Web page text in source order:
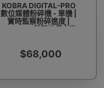
KOBRA DIGITAL-PRO
數位媒體粉碎機 - 單機 |
實時監察粉碎進度 |
4*15 mm粉碎效果 | 高
$68,000